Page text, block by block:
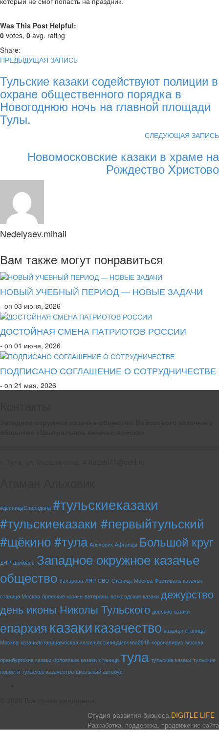
Was This Post Helpful:
0 votes, 0 avg. rating
Share:
ПРЕДЫДУЩАЯ ЗАПИСЬ
Тульские казаки содействуют полиции в
охране общественного порядка в
Новогоднюю ночь на главной площади
Тулы.
СЛЕДУЮЩАЯ ЗАПИСЬ
Новомосковские казаки в храме на
Рождество Христово
Nedelyaev.mihail
Вам также могут понравиться
НОВЫЙ УЧЕБНЫЙ ПЕРИОД — НОВЫЕ ЗАДАЧИ
- on 03 июня, 2026
ДОСТОЙНАЯ СМЕНА ПАТРИОТОВ РОССИИ
- on 01 июня, 2026
ПОДПИСАНО СОГЛАШЕНИЕ О СОТРУДНИЧЕСТВЕ
- on 21 мая, 2026
#десницаСпиридона #тульскиеказаки
#тульскиеказаки #первыйтульский
#щёкино #тула Альховик Афганцы Большой круг
ДНР Домбасс Западное окружное казачье
общество Захарова ЛНР СВО Станица Москва Фестиваль казачья
станица Москва брянские казаки ветераны вологодские казаки дежурство
день иконы Николы Тульского донские казаки
епархия казакиказачество казачья станица
Москва казачьястаницамосква казачьястаницамосква2018 коронавирус москва
оренбургские казаки орловские казаки станица тула тульские казаки тульские
новости тульское казачество школьный автобус
Студия развития бизнеса DIGITLE LIFE
Разработка, поддержка, продвижение сайта